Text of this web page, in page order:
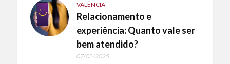
VALÊNCIA
Relacionamento e
experiência: Quanto vale ser
bem atendido?
07/08/2025